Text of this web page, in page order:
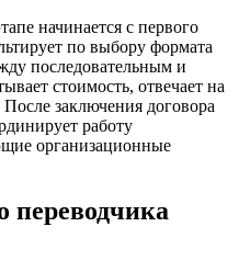
начинается с первого
по выбору формата
последовательным и
стоимость, отвечает на
заключения договора
работу
организационные
переводчика